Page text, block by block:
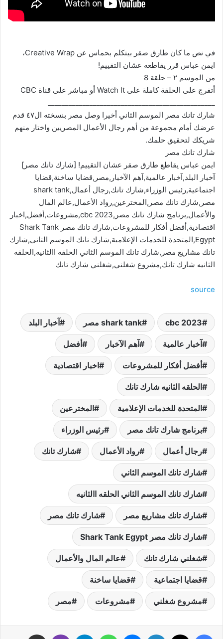
في نص ما كان طارق صقر بيتكلم بحماس عن Creative Wrap،
ايمن عباس قرر يقاطعه عشان التقييم!
من الموسم ٢ – حلقة 8
أتفرج على الحلقة كاملة على Watch It أو مباشر على قناة CBC
شارك تانك مصر الموسم الثاني أخيرا وصل مصر بنسخته ال٤٧ قدم
عرضك أمام مجموعة من أهم رجال الأعمال المصريين واختار منهم
شريكك لتحقيق حلمك.
شارك تانك مصر
ايمن عباس يقاطع طارق صقر عشان التقييم! [شارك تانك مصر]
آخبار البلد,آخبار عالمية,آهم الآخبار,مصر,قضايا ساخنة,قضايا
اجتماعية,رئيس الوزراء,شارك تانك,رجال أعمال,shark tank
مصر,شارك تانك مصر,المخترعين,رواد الأعمال,عالم المال
والأعمال,برنامج شارك تانك مصر,cbc 2023,مشروعات,أفضل,اخبار
اقتصادية,أفضل أفكار للمشروعات,شارك تانك مصر Shark Tank
Egypt,المتحدة للخدمات الإعلامية,شارك تانك الموسم الثاني,شارك
تانك مشاريع مصر,شارك تانك الموسم الثاني الحلقه االثانيه,الحلقه
الثانيه شارك تانك,مشروع شغلني,شغلني شارك تانك
source
cbc 2023 shark tank مصر آخبار البلد
آخبار عالمية آهم الآخبار أفضل
أفضل أفكار للمشروعات اخبار اقتصادية
الحلقه الثانيه شارك تانك
المتحدة للخدمات الإعلامية المخترعين
برنامج شارك تانك مصر رئيس الوزراء
رجال أعمال رواد الأعمال شارك تانك
شارك تانك الموسم الثاني
شارك تانك الموسم الثاني الحلقه االثانيه
شارك تانك مشاريع مصر شارك تانك مصر
شارك تانك مصر Shark Tank Egypt
شغلني شارك تانك عالم المال والأعمال
قضايا اجتماعية قضايا ساخنة
مشروع شغلني مشروعات مصر
فيسبوك لينكدإن ماسنجر واتساب تيلقرام ڤايبر